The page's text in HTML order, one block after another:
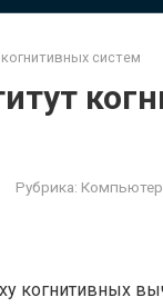
систем
Рубрика:
когнитивных